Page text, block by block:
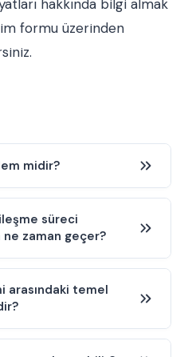
hakkında bilgi almak
formu üzerinden
midir?
altında yapılır. Bu
hissi çoğu kişide belirgin
sırasında kısa
İşlem sonrasında
bölgede hassasiyet,
Ağrı algısı kişiden kişiye
durumu gibi faktörler konfor
süreci
ne zaman geçer?
sargı ile kapatılır ve
mümkündür. İlk günlerde
ertesi gün kontrolle
hassas yıkama yapılır.
arasındaki temel
saçlı deri şeridi kesi ile